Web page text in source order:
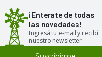
¡Enterate de todas
las novedades!
Ingresá tu e-mail y recibí
nuestro newsletter